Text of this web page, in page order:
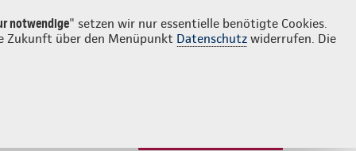
notwendige" setzen wir nur essentielle benötigte Cookies.
Zukunft über den Menüpunkt Datenschutz widerrufen. Die
Login Kontakt 0911 97798491